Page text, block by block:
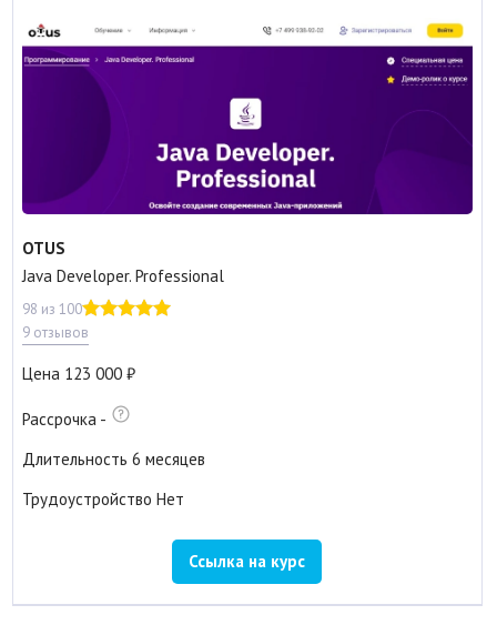
OTUS
Java Developer. Professional
98 из 100
9 отзывов
Цена 123 000
Рассрочка -
Длительность 6 месяцев
Трудоустройство Нет
Ссылка на курс